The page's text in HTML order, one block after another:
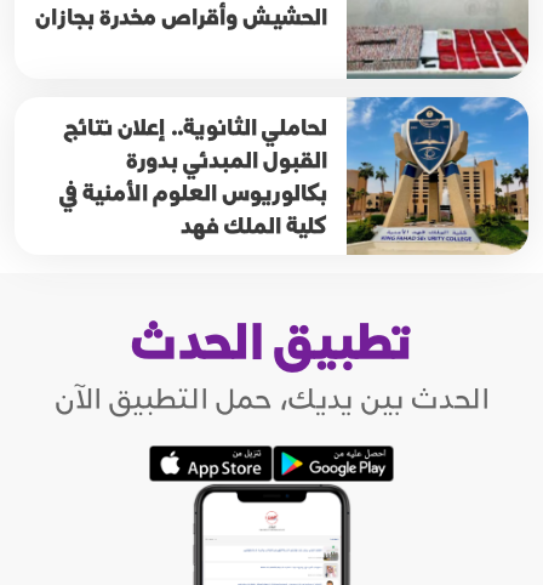
الحشيش وأقراص مخدرة بجازان
لحاملي الثانوية.. إعلان نتائج
القبول المبدئي بدورة
بكالوريوس العلوم الأمنية في
كلية الملك فهد
تطبيق الحدث
الحدث بين يديك، حمل التطبيق الآن